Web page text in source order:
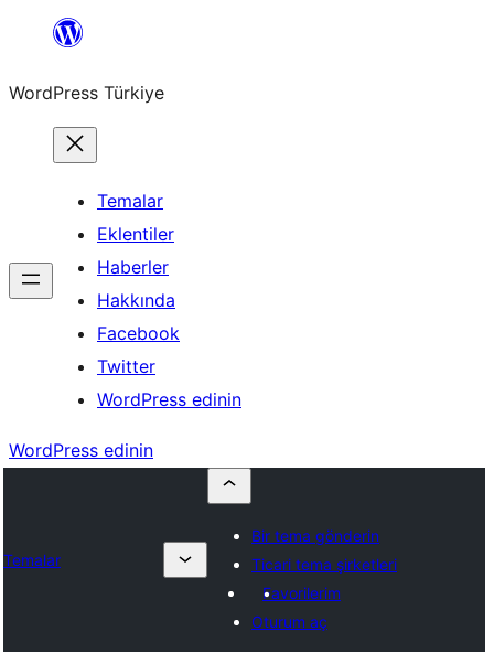
İçeriğe
WordPress Türkiye
Temalar
Eklentiler
Haberler
Hakkında
Facebook
Twitter
WordPress edinin
WordPress edinin
Temalar
Bir tema gönderin
Ticari tema şirketleri
Favorilerim
Oturum aç